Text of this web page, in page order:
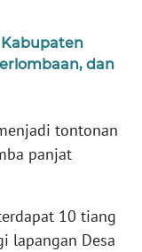
Kabupaten
dan
tontonan
panjat
10 tiang
lapangan Desa